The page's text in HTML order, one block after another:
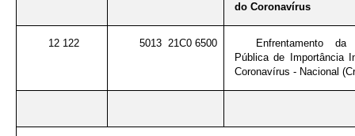
do Coronavírus
12 122 5013 21C0 6500
Enfrentamento
Pública de Importância
Coronavírus - Nacional